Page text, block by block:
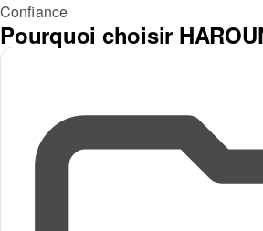
Confiance
Pourquoi choisir